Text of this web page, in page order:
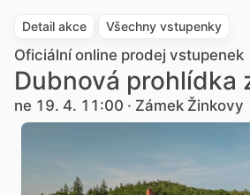
Detail akce Všechny vstupenky
Oficiální online prodej vstupenek
Dubnová prohlídka
ne 19. 4. 11:00 · Zámek Žinkovy